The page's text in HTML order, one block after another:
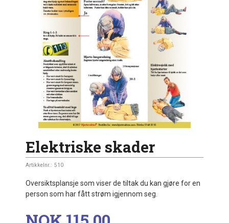
Elektriske skader
Artikkelnr.: 510
Oversiktsplansje som viser de tiltak du kan gjøre for en
person som har fått strøm igjennom seg.